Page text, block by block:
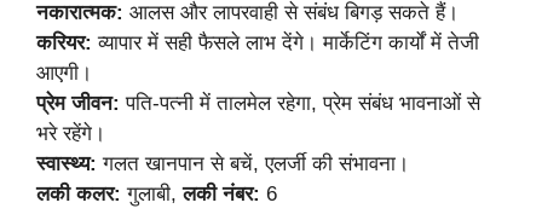
नकारात्मक: आलस और लापरवाही से संबंध बिगड़ सकते हैं।
करियर: व्यापार में सही फैसले लाभ देंगे। मार्केटिंग कार्यों में तेजी
आएगी।
प्रेम जीवन: पति-पत्नी में तालमेल रहेगा, प्रेम संबंध भावनाओं से
भरे रहेंगे।
स्वास्थ्य: गलत खानपान से बचें, एलर्जी की संभावना।
लकी कलर: गुलाबी,लकी नंबर: 6